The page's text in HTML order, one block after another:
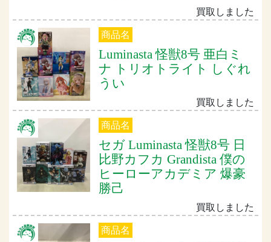
買取しました
商品名
Luminasta 怪獣8号 亜白ミ
ナ トリオトライト しぐれ
うい
買取しました
商品名
セガ Luminasta 怪獣8号 日
比野カフカ Grandista 僕の
ヒーローアカデミア 爆豪
勝己
買取しました
商品名